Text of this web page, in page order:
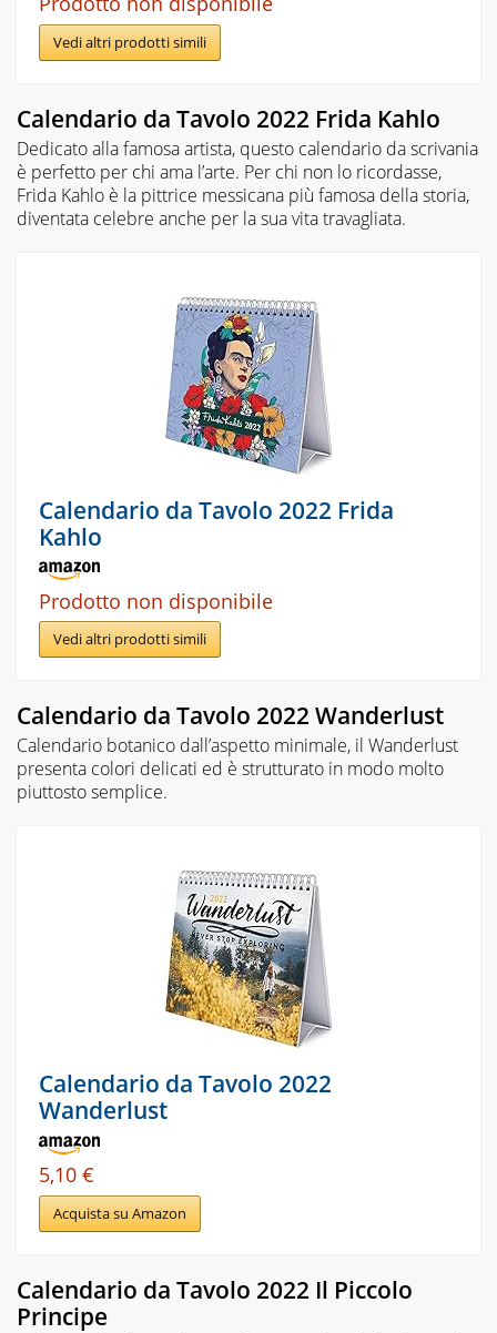
Vedi altri prodotti simili
Calendario da Tavolo 2022 Frida Kahlo
Dedicato alla famosa artista, questo calendario da scrivania
è perfetto per chi ama l’arte. Per chi non lo ricordasse,
Frida Kahlo è la pittrice messicana più famosa della storia,
diventata celebre anche per la sua vita travagliata.
Calendario da Tavolo 2022 Frida
Kahlo
Prodotto non disponibile
Vedi altri prodotti simili
Calendario da Tavolo 2022 Wanderlust
Calendario botanico dall’aspetto minimale, il Wanderlust
presenta colori delicati ed è strutturato in modo molto
piuttosto semplice.
Calendario da Tavolo 2022
Wanderlust
5,10 €
Acquista su Amazon
Calendario da Tavolo 2022 Il Piccolo
Principe